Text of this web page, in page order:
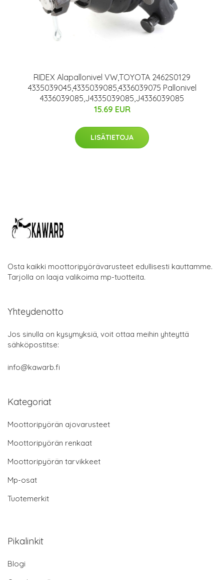
RIDEX Alapallonivel VW,TOYOTA 2462S0129
4335039045,4335039085,4336039075 Pallonivel
4336039085,J4335039085,J4336039085
15.69 EUR
LISÄTIETOJA
Osta kaikki moottoripyörävarusteet edullisesti kauttamme.
Tarjolla on laaja valikoima mp-tuotteita.
Yhteydenotto
Jos sinulla on kysymyksiä, voit ottaa meihin yhteyttä
sähköpostitse:
info@kawarb.fi
Kategoriat
Moottoripyörän ajovarusteet
Moottoripyörän renkaat
Moottoripyörän tarvikkeet
Mp-osat
Tuotemerkit
Pikalinkit
Blogi